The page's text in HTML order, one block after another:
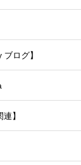
ブログ】
】